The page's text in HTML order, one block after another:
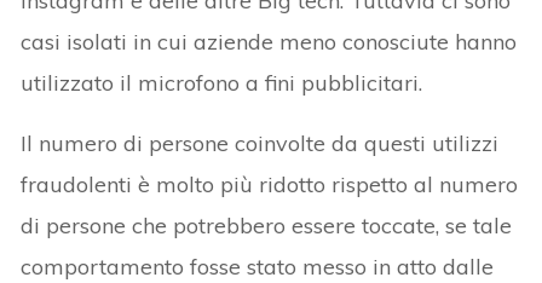
casi isolati in cui aziende meno conosciute hanno
utilizzato il microfono a fini pubblicitari.
Il numero di persone coinvolte da questi utilizzi
fraudolenti è molto più ridotto rispetto al numero
di persone che potrebbero essere toccate, se tale
comportamento fosse stato messo in atto dalle